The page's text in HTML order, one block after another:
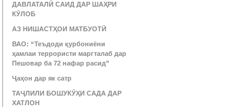
ДАВЛАТАЛӢ САИД ДАР ШАҲРИ
КӮЛОБ
АЗ НИШАСТҲОИ МАТБУОТӢ
ВАО: “Теъдоди қурбониёни
ҳамлаи террористи маргталаб дар
Пешовар ба 72 нафар расид”
Ҷаҳон дар як сатр
ТАҶЛИЛИ БОШУКӮҲИ САДА ДАР
ХАТЛОН